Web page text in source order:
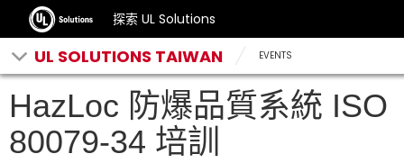
探索 UL Solutions
UL SOLUTIONS TAIWAN EVENTS
HazLoc 防爆品質系統 ISO
80079-34 培訓